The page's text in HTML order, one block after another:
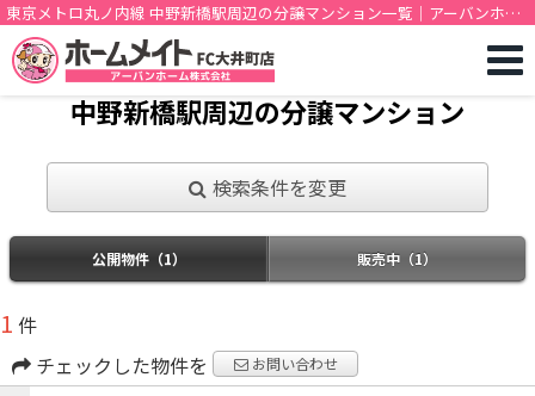
東京メトロ丸ノ内線 中野新橋駅周辺の分譲マンション一覧｜アーバンホー
ム株式会社
中野新橋駅周辺の分譲マンション
検索条件を変更
公開物件（1） 販売中（1）
1 件
チェックした物件を
お問い合わせ